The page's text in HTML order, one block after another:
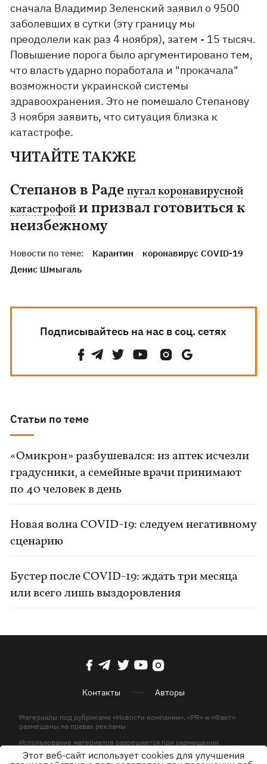
сначала Владимир Зеленский заявил о 9500
заболевших в сутки (эту границу мы
преодолели как раз 4 ноября), затем - 15 тысяч.
Повышение порога было аргументировано тем,
что власть ударно поработала и "прокачала"
возможности украинской системы
здравоохранения. Это не помешало Степанову
3 ноября заявить, что ситуация близка к
катастрофе.
ЧИТАЙТЕ ТАКЖЕ
Степанов в Радепугал коронавирусной
катастрофой и призвал готовиться к
неизбежному
Новости по теме: Карантин
коронавирус COVID-19
Денис Шмыгаль
Подписывайтесь на нас в соц. сетях
Статьи по теме
«Омикрон» разбушевался: из аптек исчезли
градусники, а семейные врачи принимают
по 40 человек в день
Новая волна COVID-19: следуем негативному
сценарию
Бустер после COVID-19: ждать три месяца
или всего лишь выздоровления
Контакты Авторы
Материалы под рубриками «Новости компании», «PR» и «Факт»
размещены на правах рекламы
Использование материалов разрешается при размещении
активной гиперссылки на KP.UA в первом абзаце.
Этот веб-сайт использует cookies для улучшения